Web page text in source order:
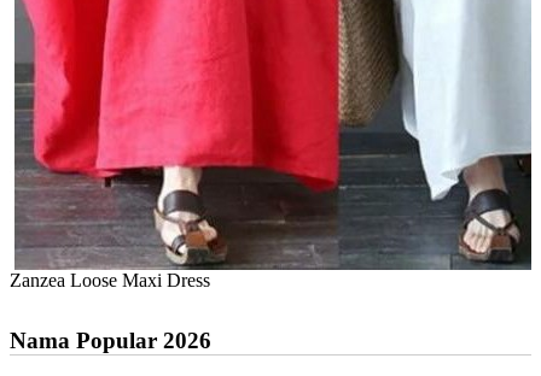
Zanzea Loose Maxi Dress
Nama Popular 2026